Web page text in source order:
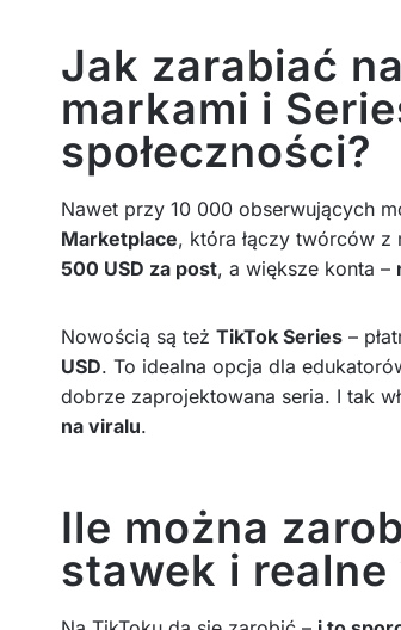
Jak zarabiać
markami i
społeczności?
Nawet przy 10 000 obserwujących
Marketplace, która łączy twórców
500 USD za post, a większe konta –
Nowością są też TikTok Series –
USD. To idealna opcja dla
dobrze zaprojektowana seria. I tak
na viralu.
Ile można
stawek i realne